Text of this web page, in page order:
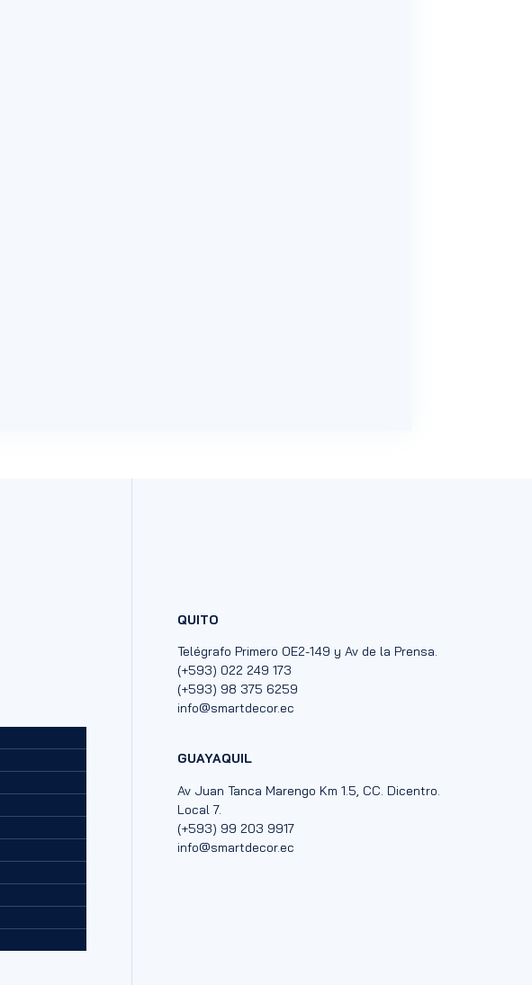
QUITO
Telégrafo Primero OE2-149 y Av de la Prensa.
(+593) 022 249 173
(+593) 98 375 6259
info@smartdecor.ec
GUAYAQUIL
Av Juan Tanca Marengo Km 1.5, CC. Dicentro.
Local 7.
(+593) 99 203 9917
info@smartdecor.ec